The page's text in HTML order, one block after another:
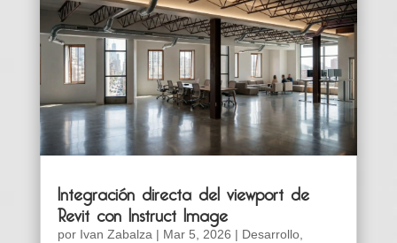
Integración directa del viewport de
Revit con Instruct Image
por Ivan Zabalza| Mar 5, 2026 | Desarrollo,